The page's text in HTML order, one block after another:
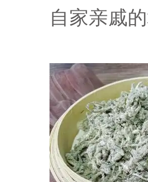
自家亲戚